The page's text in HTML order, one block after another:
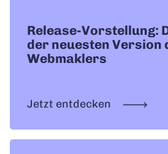
Release-Vorstellung:
der neuesten Version
Webmaklers
Jetzt entdecken